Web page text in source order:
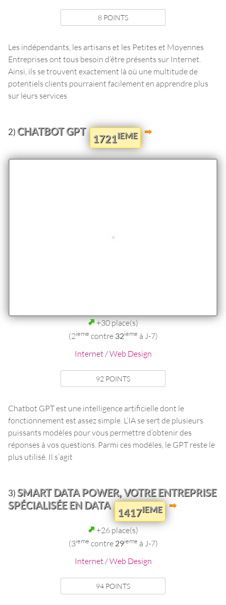
8 POINTS
Les indépendants, les artisans et les Petites et Moyennes
Entreprises ont tous besoin d’être présents sur Internet.
Ainsi, ils se trouvent exactement là où une multitude de
potentiels clients pourraient facilement en apprendre plus
sur leurs services
2)CHATBOT GPT
1721IEME
+30 place(s)
(2ieme contre 32ieme à J-7)
Internet / Web Design
92 POINTS
Chatbot GPT est une intelligence artificielle dont le
fonctionnement est assez simple. L’IA se sert de plusieurs
puissants modèles pour vous permettre d’obtenir des
réponses à vos questions. Parmi ces modèles, le GPT reste le
plus utilisé. Il s’agit
3)SMART DATA POWER, VOTRE ENTREPRISE
SPÉCIALISÉE EN DATA
1417IEME
+26 place(s)
(3ieme contre 29ieme à J-7)
Internet / Web Design
94 POINTS